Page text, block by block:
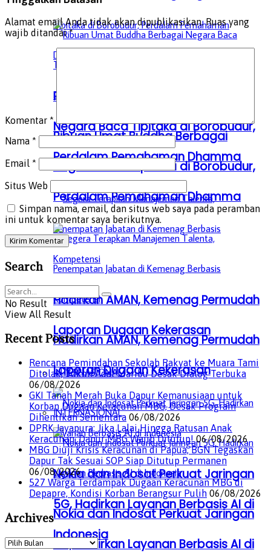
Ribuan Umat Buddha Berbagai
Negara Baca Tipitaka di Borobudur,
Perdalam Pemahaman Dhamma
Hadirkan AMAN, Kemenag Permudah
Laporan Dugaan Kekerasan
INTERNASIONAL
Nokia dan Indosat Perkuat Jaringan
5G, Hadirkan Layanan Berbasis AI di
Indonesia
Ribuan Umat Buddha Berbagai
Negara Baca Tipitaka di Borobudur,
Perdalam Pemahaman Dhamma
Hadirkan AMAN, Kemenag Permudah
Laporan Dugaan Kekerasan
INTERNASIONAL
Nokia dan Indosat Perkuat Jaringan
5G, Hadirkan Layanan Berbasis AI di
Alamat email Anda tidak akan dipublikasikan. Ruas yang
wajib ditandai*
Komentar *
Nama *
Email *
Situs Web
Simpan nama, email, dan situs web saya pada peramban
ini untuk komentar saya berikutnya.
Search
No Result
View All Result
Recent Posts
Rencana Pemindahan Sekolah Rakyat ke Muara Tami
Ditolak, Tokoh Adat Maribu Desak Dialog Terbuka
06/08/2026
GKI Tanah Merah Buka Dapur Kemanusiaan untuk
Korban Dugaan Keracunan MBG, Desak Program
Dihentikan Sementara 06/08/2026
DPRK Jayapura: Jika Lalai Hingga Ratusan Anak
Keracunan, Dapur MBG Wajib Ditutup! 06/08/2026
MBG Diuji Krisis Keracunan di Papua, BGN Tegaskan
Dapur Tak Sesuai SOP Siap Ditutup Permanen
06/08/2026
527 Warga Terdampak Dugaan Keracunan MBG di
Depapre, Kondisi Korban Berangsur Pulih 06/08/2026
Archives
Archives